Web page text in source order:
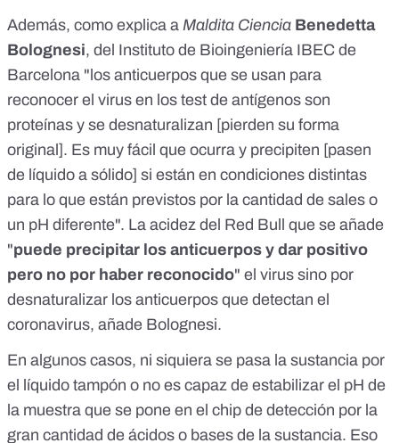
Además, como explica a Maldita Ciencia Benedetta
Bolognesi, del Instituto de Bioingeniería IBEC de
Barcelona "los anticuerpos que se usan para
reconocer el virus en los test de antígenos son
proteínas y se desnaturalizan [pierden su forma
original]. Es muy fácil que ocurra y precipiten [pasen
de líquido a sólido] si están en condiciones distintas
para lo que están previstos por la cantidad de sales o
un pH diferente". La acidez del Red Bull que se añade
"puede precipitar los anticuerpos y dar positivo
pero no por haber reconocido" el virus sino por
desnaturalizar los anticuerpos que detectan el
coronavirus, añade Bolognesi.
En algunos casos, ni siquiera se pasa la sustancia por
el líquido tampón o no es capaz de estabilizar el pH de
la muestra que se pone en el chip de detección por la
gran cantidad de ácidos o bases de la sustancia. Eso